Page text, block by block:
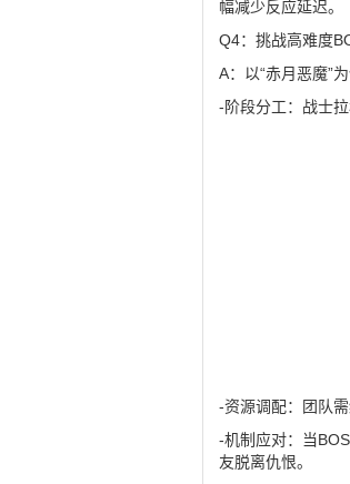
幅减少反应延迟。
Q4：挑战高难度
A：以“赤月恶魔”为
-阶段分工：战士
-资源调配：团队
-机制应对：当
友脱离仇恨。